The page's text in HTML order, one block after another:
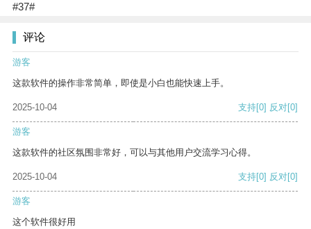
#37#
评论
游客
这款软件的操作非常简单，即使是小白也能快速上手。
2025-10-04 支持[0] 反对[0]
游客
这款软件的社区氛围非常好，可以与其他用户交流学习心得。
2025-10-04 支持[0] 反对[0]
游客
这个软件很好用